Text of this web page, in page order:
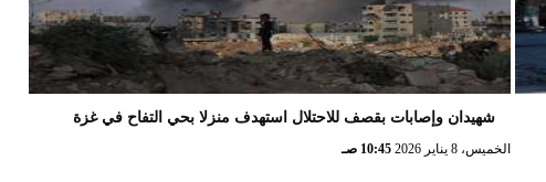
شهيدان وإصابات بقصف للاحتلال استهدف منزلا بحي التفاح في غزة
الخميس، 8 يناير 2026 10:45 صـ